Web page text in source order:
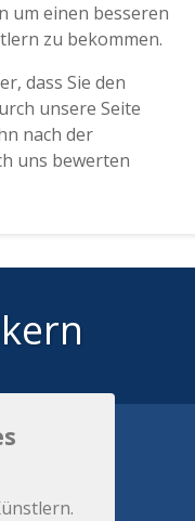
um einen besseren
zu bekommen.
dass Sie den
unsere Seite
nach der
uns bewerten